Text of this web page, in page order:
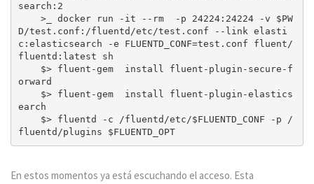
search:2
D/test.conf:/fluentd/etc/test.conf --link elasti
c:elasticsearch -e FLUENTD_CONF=test.conf fluent/
fluentd:latest sh
orward
earch
fluentd/plugins $FLUENTD_OPT
En estos momentos ya está escuchando el acceso. Esta